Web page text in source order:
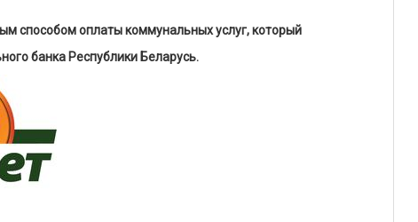
способом оплаты коммунальных услуг, который
банка Республики Беларусь.